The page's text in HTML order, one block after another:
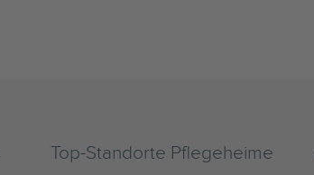
Top-Standorte Pflegeheime